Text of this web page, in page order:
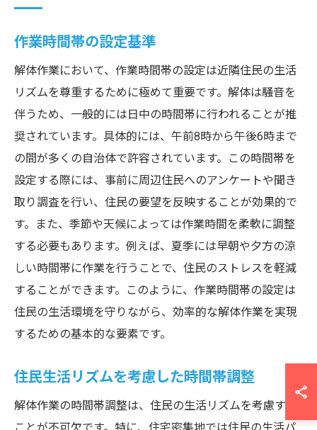
作業時間帯の設定基準
解体作業において、作業時間帯の設定は近隣住民の生活
リズムを尊重するために極めて重要です。解体は騒音を
伴うため、一般的には日中の時間帯に行われることが推
奨されています。具体的には、午前8時から午後6時まで
の間が多くの自治体で許容されています。この時間帯を
設定する際には、事前に周辺住民へのアンケートや聞き
取り調査を行い、住民の要望を反映することが効果的で
す。また、季節や天候によっては作業時間を柔軟に調整
する必要もあります。例えば、夏季には早朝や夕方の涼
しい時間帯に作業を行うことで、住民のストレスを軽減
することができます。このように、作業時間帯の設定は
住民の生活環境を守りながら、効率的な解体作業を実現
するための基本的な要素です。
住民生活リズムを考慮した時間帯調整
解体作業の時間帯調整は、住民の生活リズムを考慮する